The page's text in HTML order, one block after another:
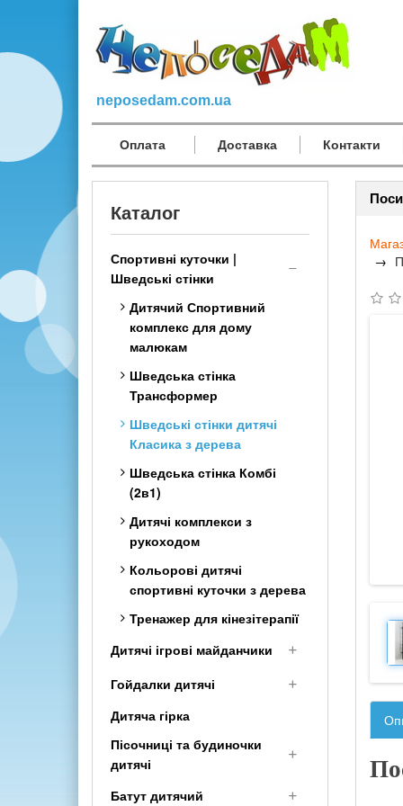
neposedam.com.ua
Оплата Доставка Контакти
Каталог
Спортивні куточки |
Шведські стінки
Дитячий Спортивний
комплекс для дому
малюкам
Шведська стінка
Трансформер
Шведські стінки дитячі
Класика з дерева
Шведська стінка Комбі
(2в1)
Дитячі комплекси з
рукоходом
Кольорові дитячі
спортивні куточки з дерева
Тренажер для кінезітерапії
Дитячі ігрові майданчики
Дерев'яні дитячі
гіркою
Гойдалки дитячі
Дитячі гойдалки для вулиці
Гойдалки гніздо
Гойдалки дитячі для дому
Дитяча гірка
Пісочниці та будиночки
дитячі
Будиночки дитячі
Батут дитячий